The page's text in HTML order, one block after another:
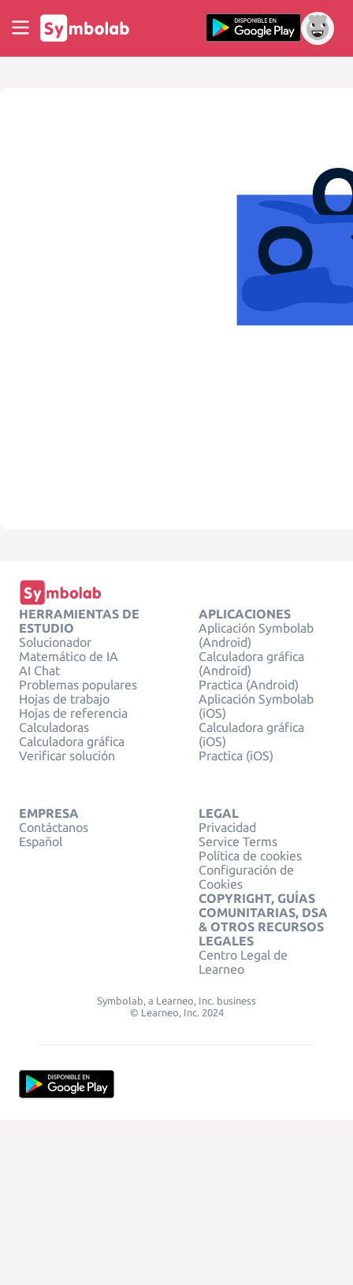
HERRAMIENTAS DE
ESTUDIO
Solucionador
Matemático de IA
AI Chat
Problemas populares
Hojas de trabajo
Hojas de referencia
Calculadoras
Calculadora gráfica
Verificar solución
APLICACIONES
Aplicación Symbolab
(Android)
Calculadora gráfica
(Android)
Practica (Android)
Aplicación Symbolab
(iOS)
Calculadora gráfica
(iOS)
Practica (iOS)
EMPRESA
Contáctanos
Español
LEGAL
Privacidad
Service Terms
Política de cookies
Configuración de
Cookies
COPYRIGHT, GUÍAS
COMUNITARIAS, DSA
& OTROS RECURSOS
LEGALES
Centro Legal de
Learneo
Symbolab, a Learneo, Inc. business
© Learneo, Inc. 2024